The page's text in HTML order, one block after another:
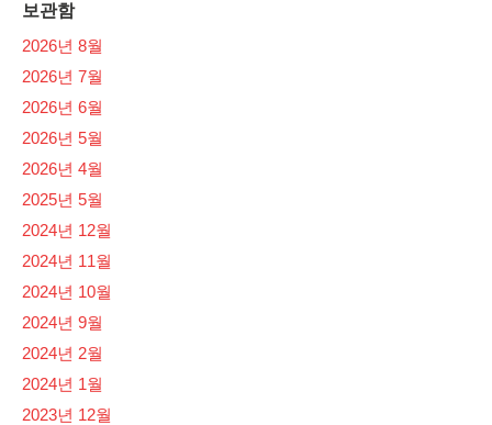
보관함
2026년 8월
2026년 7월
2026년 6월
2026년 5월
2026년 4월
2025년 5월
2024년 12월
2024년 11월
2024년 10월
2024년 9월
2024년 2월
2024년 1월
2023년 12월